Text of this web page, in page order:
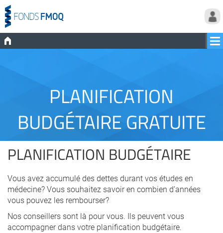
PLANIFICATION
BUDGÉTAIRE GRATUITE
PLANIFICATION BUDGÉTAIRE
Vous avez accumulé des dettes durant vos études en
médecine? Vous souhaitez savoir en combien d’années
vous pouvez les rembourser?
Nos conseillers sont là pour vous. Ils peuvent vous
accompagner dans votre planification budgétaire.